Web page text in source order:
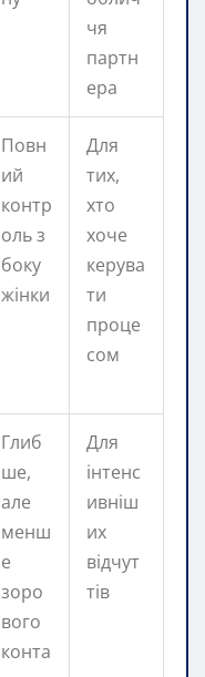
чя
партн
ера
Повн
ий
контр
оль з
боку
жінки
Для
тих,
хто
хоче
керува
ти
проце
сом
Глиб
ше,
але
менш
е
зоро
вого
конта
Для
інтенс
ивніш
их
відчут
тів